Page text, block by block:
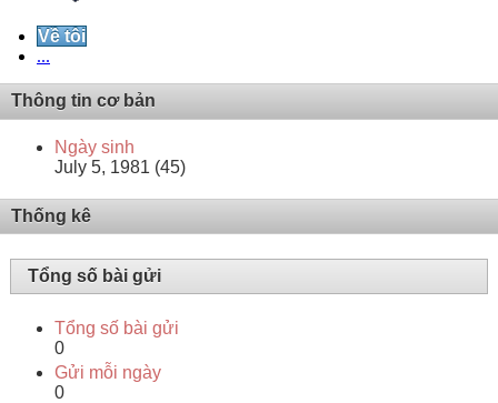
Về tôi
...
Thông tin cơ bản
Ngày sinh
July 5, 1981 (45)
Thống kê
Tổng số bài gửi
Tổng số bài gửi
0
Gửi mỗi ngày
0